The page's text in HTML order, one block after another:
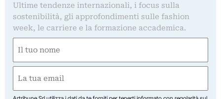
Ultime tendenze internazionali, i focus sulla
sostenibilità, gli approfondimenti sulle fashion
week, le carriere e la formazione accademica.
(Obbligatorio)
Nome
(Obbligatorio)